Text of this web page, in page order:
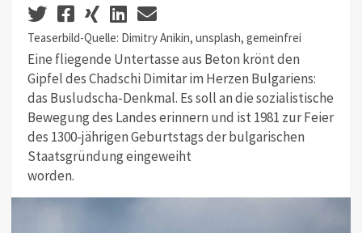
Teaserbild-Quelle: Dimitry Anikin, unsplash, gemeinfrei
Eine fliegende Untertasse aus Beton krönt den
Gipfel des Chadschi Dimitar im Herzen Bulgariens:
das Busludscha-Denkmal. Es soll an die sozialistische
Bewegung des Landes erinnern und ist 1981 zur Feier
des 1300-jährigen Geburtstags der bulgarischen
Staatsgründung eingeweiht
worden.